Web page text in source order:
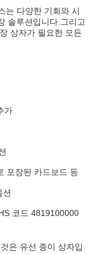
는 다양한 기회와 시
솔루션입니다.그리고
상자가 필요한 모든
가
포장된 카드보드 등
션
코드 4819100000
은 유선 종이 상자입